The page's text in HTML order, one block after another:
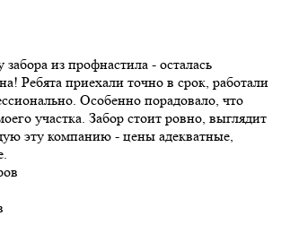
забора из профнастила - осталась
Ребята приехали точно в срок, работали
Особенно порадовало, что
участка. Забор стоит ровно, выглядит
эту компанию - цены адекватные,